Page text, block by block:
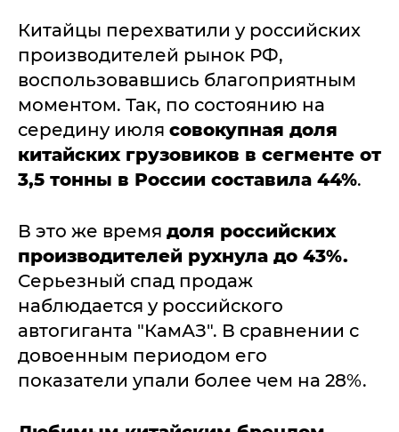
Китайцы перехватили у российских
производителей рынок РФ,
воспользовавшись благоприятным
моментом. Так, по состоянию на
середину июля совокупная доля
китайских грузовиков в сегменте от
3,5 тонны в России составила 44%.
В это же время доля российских
производителей рухнула до 43%.
Серьезный спад продаж
наблюдается у российского
автогиганта "КамАЗ". В сравнении с
довоенным периодом его
показатели упали более чем на 28%.